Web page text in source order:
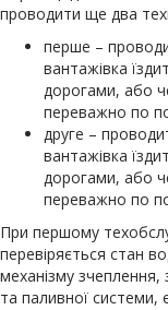
проводити ще два
перше –
вантажівка
дорогами, або
переважно по
друге –
вантажівка
дорогами, або
переважно по
При першому
перевіряється стан
механізму
та паливної системи,